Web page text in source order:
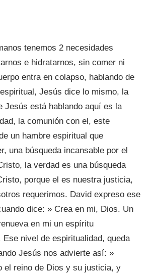
tenemos 2 necesidades
e hidratarnos, sin comer ni
entra en colapso, hablando de
Jesús dice lo mismo, la
Jesús está hablando aquí es la
la comunión con el, este
un hambre espiritual que
una búsqueda incansable por el
la verdad es una búsqueda
porque el es nuestra justicia,
requerimos. David expreso ese
dice: » Crea en mi, Dios. Un
en mi un espíritu
Ese nivel de espiritualidad, queda
Jesús nos advierte así: »
el reino de Dios y su justicia, y